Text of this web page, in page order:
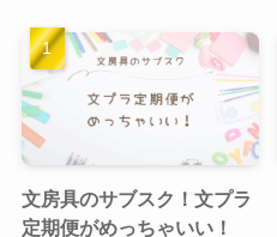
文房具のサブスク！文プラ
定期便がめっちゃいい！